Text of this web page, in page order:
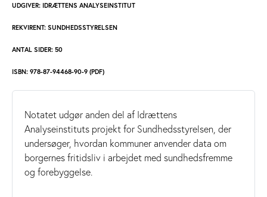
UDGIVER: IDRÆTTENS ANALYSEINSTITUT
REKVIRENT: SUNDHEDSSTYRELSEN
ANTAL SIDER: 50
ISBN: 978-87-94468-90-9 (PDF)
Notatet udgør anden del af Idrættens
Analyseinstituts projekt for Sundhedsstyrelsen, der
undersøger, hvordan kommuner anvender data om
borgernes fritidsliv i arbejdet med sundhedsfremme
og forebyggelse.